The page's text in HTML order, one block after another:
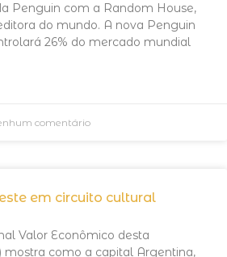
Penguin com a Random House,
do mundo. A nova Penguin
26% do mercado mundial
comentário
em circuito cultural
Valor Econômico desta
mostra como a capital Argentina,